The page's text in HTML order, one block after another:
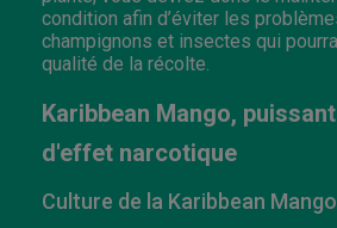
condition afin d’éviter les
champignons et insectes qui
qualité de la récolte.
Karibbean Mango,
d'effet narcotique
Culture de la Karibbean